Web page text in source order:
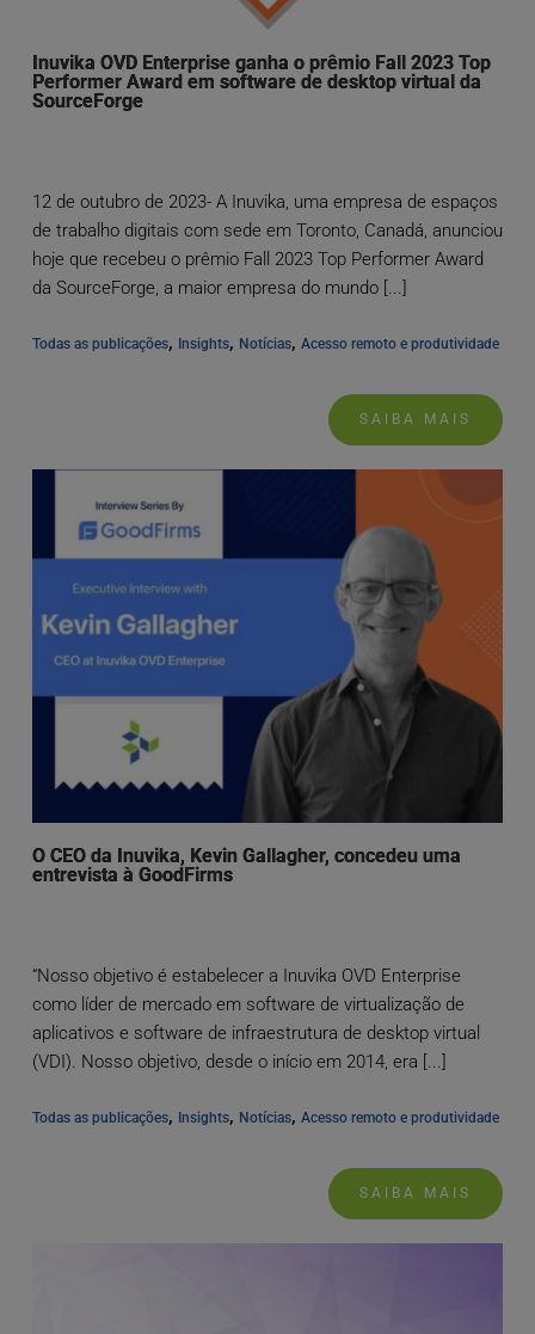
Inuvika OVD Enterprise ganha o prêmio Fall 2023 Top
Performer Award em software de desktop virtual da
SourceForge
12 de outubro de 2023- A Inuvika, uma empresa de espaços
de trabalho digitais com sede em Toronto, Canadá, anunciou
hoje que recebeu o prêmio Fall 2023 Top Performer Award
da SourceForge, a maior empresa do mundo [...]
Todas as publicações, Insights, Notícias, Acesso remoto e produtividade
SAIBA MAIS
O CEO da Inuvika, Kevin Gallagher, concedeu uma
entrevista à GoodFirms
“Nosso objetivo é estabelecer a Inuvika OVD Enterprise
como líder de mercado em software de virtualização de
aplicativos e software de infraestrutura de desktop virtual
(VDI). Nosso objetivo, desde o início em 2014, era [...]
Todas as publicações, Insights, Notícias, Acesso remoto e produtividade
SAIBA MAIS